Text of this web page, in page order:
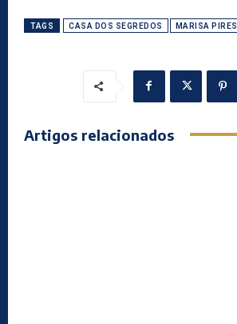
TAGS CASA DOS SEGREDOS MARISA PIRES
Artigos relacionados